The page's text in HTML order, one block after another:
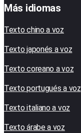
Más idiomas
Texto chino a voz
Texto japonés a voz
Texto coreano a voz
Texto portugués a voz
Texto italiano a voz
Texto árabe a voz